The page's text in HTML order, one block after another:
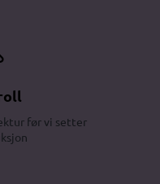
før vi setter